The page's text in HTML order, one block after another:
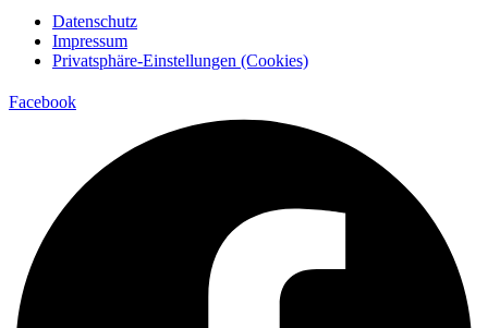
Datenschutz
Impressum
Privatsphäre-Einstellungen (Cookies)
Facebook